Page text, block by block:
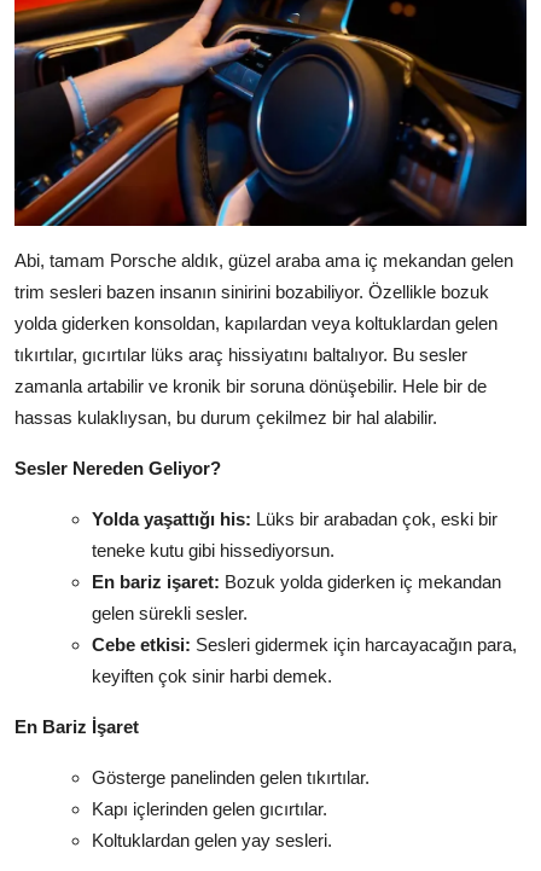
Abi, tamam Porsche aldık, güzel araba ama iç mekandan gelen
trim sesleri bazen insanın sinirini bozabiliyor. Özellikle bozuk
yolda giderken konsoldan, kapılardan veya koltuklardan gelen
tıkırtılar, gıcırtılar lüks araç hissiyatını baltalıyor. Bu sesler
zamanla artabilir ve kronik bir soruna dönüşebilir. Hele bir de
hassas kulaklıysan, bu durum çekilmez bir hal alabilir.
Sesler Nereden Geliyor?
Yolda yaşattığı his: Lüks bir arabadan çok, eski bir
teneke kutu gibi hissediyorsun.
En bariz işaret: Bozuk yolda giderken iç mekandan
gelen sürekli sesler.
Cebe etkisi: Sesleri gidermek için harcayacağın para,
keyiften çok sinir harbi demek.
En Bariz İşaret
Gösterge panelinden gelen tıkırtılar.
Kapı içlerinden gelen gıcırtılar.
Koltuklardan gelen yay sesleri.